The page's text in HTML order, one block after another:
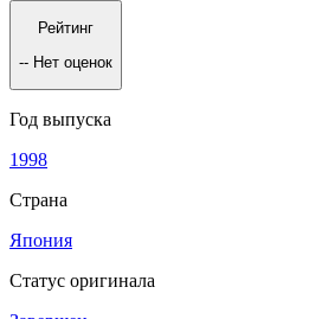
Рейтинг
-- Нет оценок
Год выпуска
1998
Страна
Япония
Статус оригинала